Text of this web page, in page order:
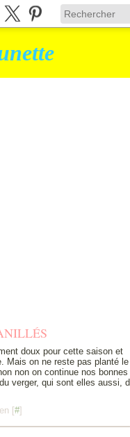
doux pour cette saison et
Mais on ne reste pas planté le
non on continue nos bonnes
verger, qui sont elles aussi, d
[#]